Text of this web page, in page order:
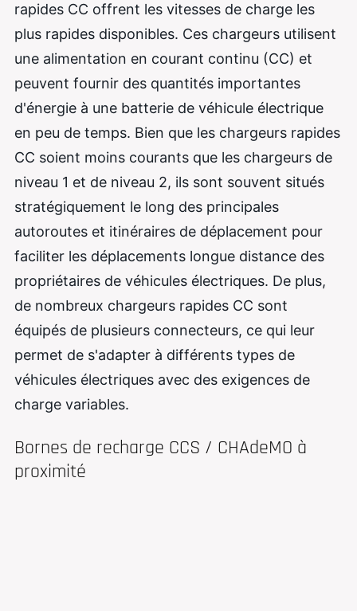
rapides CC offrent les vitesses de charge les
plus rapides disponibles. Ces chargeurs utilisent
une alimentation en courant continu (CC) et
peuvent fournir des quantités importantes
d'énergie à une batterie de véhicule électrique
en peu de temps. Bien que les chargeurs rapides
CC soient moins courants que les chargeurs de
niveau 1 et de niveau 2, ils sont souvent situés
stratégiquement le long des principales
autoroutes et itinéraires de déplacement pour
faciliter les déplacements longue distance des
propriétaires de véhicules électriques. De plus,
de nombreux chargeurs rapides CC sont
équipés de plusieurs connecteurs, ce qui leur
permet de s'adapter à différents types de
véhicules électriques avec des exigences de
charge variables.
Bornes de recharge CCS / CHAdeMO à
proximité